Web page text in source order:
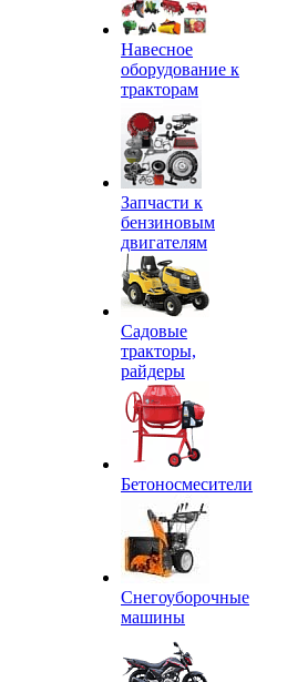
Навесное
оборудование к
тракторам
Запчасти к
бензиновым
двигателям
Садовые
тракторы,
райдеры
Бетоносмесители
Снегоуборочные
машины